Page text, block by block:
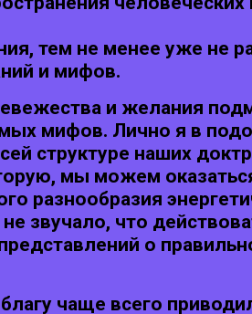
тем не менее уже не
и мифов.
и желания
мифов. Лично я в
структуре наших
мы можем
разнообразия
звучало, что
о
чаще всего